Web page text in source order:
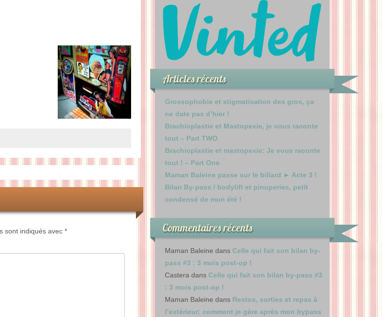
sont indiqués avec *
Articles récents
Grossophobie et stigmatisation des gros, ça
ne date pas d’hier !
Brachioplastie et Mastopexie, je vous raconte
tout – Part TWO
Brachioplastie et mastopexie: Je vous raconte
tout ! – Part One
Maman Baleine passe sur le billard ► Acte 3 !
Bilan By-pass / bodylift et pinuperies, petit
condensé de mon été !
Commentaires récents
Maman Baleine dans Celle qui fait son bilan by-
pass #3 : 3 mois post-op !
Castera dans Celle qui fait son bilan by-pass #3
: 3 mois post-op !
Maman Baleine dans Restos, sorties et repas à
l’extérieur: comment je gère après mon bypass